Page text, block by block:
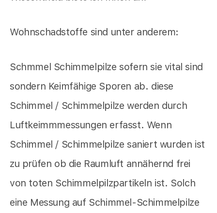
Wohnschadstoffe sind unter anderem:
Schmmel Schimmelpilze sofern sie vital sind
sondern Keimfähige Sporen ab. diese
Schimmel / Schimmelpilze werden durch
Luftkeimmmessungen erfasst. Wenn
Schimmel / Schimmelpilze saniert wurden ist
zu prüfen ob die Raumluft annähernd frei
von toten Schimmelpilzpartikeln ist. Solch
eine Messung auf Schimmel-Schimmelpilze